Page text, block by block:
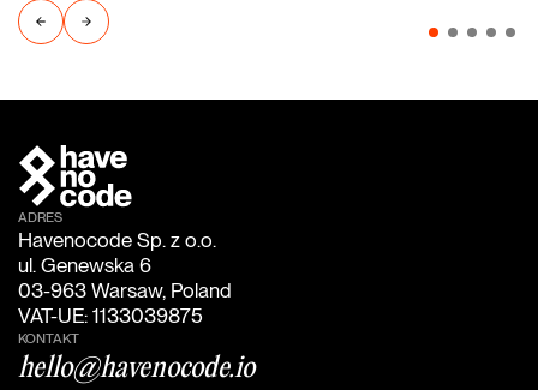
ADRES
Havenocode Sp. z o.o.
ul. Genewska 6
03-963 Warsaw, Poland
VAT-UE: 1133039875
KONTAKT
hello@havenocode.io